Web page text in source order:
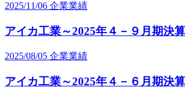
2025/11/06 企業業績
アイカ工業～2025年４－９月期決算
2025/08/05 企業業績
アイカ工業～2025年４－６月期決算